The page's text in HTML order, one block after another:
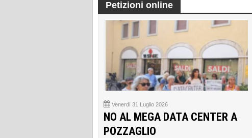
Petizioni online
Venerdì 31 Luglio 2026
NO AL MEGA DATA CENTER A
POZZAGLIO